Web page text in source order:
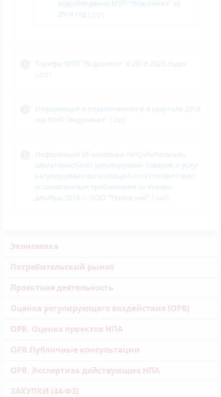
водоотведения МУП "Водоканал" за
2018 год
Тарифы МУП "Водоканал" в 2019-2023 годах
Информация о подключениях в 4 квартале 2018
год МУП "Водоканал"
Информация об основных потребительских
характеристиках регулируемых товаров и услуг
регулируемых организаций и их соответствии
установленным требованиям за январь-
декабрь 2018 г. ООО "Теплоснаб"
Экономика
Потребительский рынок
Проектная деятельность
Оценка регулирующего воздействия (ОРВ)
ОРВ. Оценка проектов НПА
ОРВ.Публичные консультации
ОРВ. Экспертиза действующих НПА
ЗАКУПКИ (44-ФЗ)